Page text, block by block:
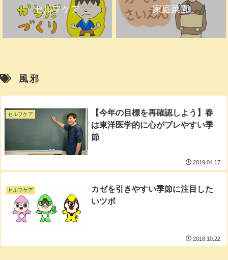
セルフケア 家庭菜園
風邪
セルフケア
【今年の目標を再確認しよう】春
は東洋医学的に心がブレやすい季
節
2019.04.17
セルフケア
カゼを引きやすい季節に注目した
いツボ
2018.10.22